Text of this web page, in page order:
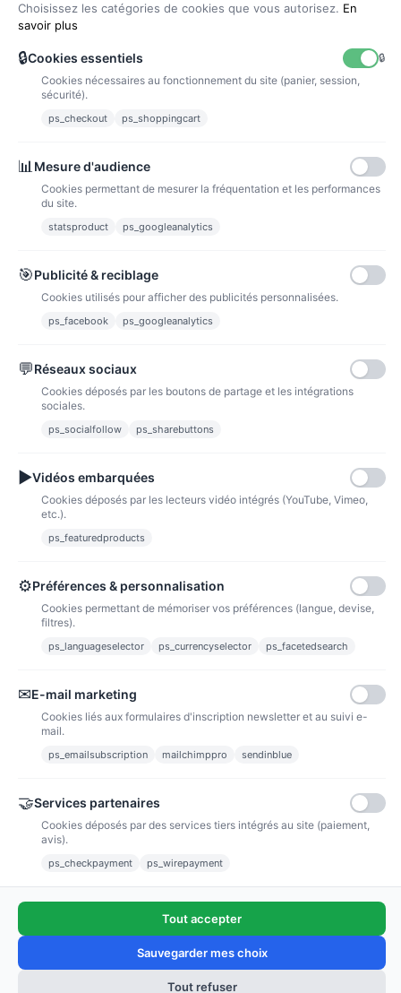
Ajouter au panier
La poste
Paiements sécurisés via paypal et paypal 4 fois sans frais
Fidélité
bons de réductions.
Liens utiles
Notre société
Newsletter
Choisissez les catégories de cookies que vous autorisez. En
savoir plus
🔒Cookies essentiels
🔒
Cookies nécessaires au fonctionnement du site (panier, session,
sécurité).
ps_checkout ps_shoppingcart
📊 Mesure d'audience
Cookies permettant de mesurer la fréquentation et les performances
du site.
statsproduct ps_googleanalytics
🎯Publicité & reciblage
Cookies utilisés pour afficher des publicités personnalisées.
ps_facebook ps_googleanalytics
💬Réseaux sociaux
Cookies déposés par les boutons de partage et les intégrations
sociales.
ps_socialfollow ps_sharebuttons
▶Vidéos embarquées
Cookies déposés par les lecteurs vidéo intégrés (YouTube, Vimeo,
etc.).
ps_featuredproducts
⚙Préférences & personnalisation
Cookies permettant de mémoriser vos préférences (langue, devise,
filtres).
ps_languageselector ps_currencyselector ps_facetedsearch
✉E-mail marketing
Cookies liés aux formulaires d'inscription newsletter et au suivi e-
mail.
ps_emailsubscription mailchimppro sendinblue
🤝Services partenaires
Cookies déposés par des services tiers intégrés au site (paiement,
avis).
ps_checkpayment ps_wirepayment
Tout accepter
Sauvegarder mes choix
Tout refuser